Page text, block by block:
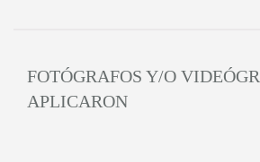
FOTÓGRAFOS Y/O
APLICARON